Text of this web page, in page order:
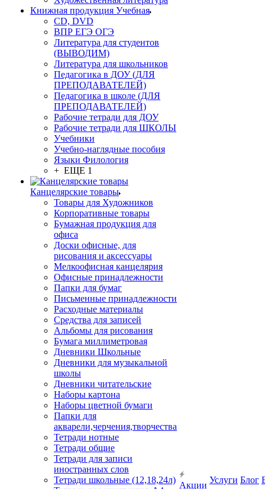
Книжная продукция Учебная
CD, DVD
ВПР ЕГЭ ОГЭ
Литература для студентов
(ВЫВОДИМ)
Литература для школьников
Педагогика в ДОУ (ДЛЯ
ПРЕПОДАВАТЕЛЕЙ)
Педагогика в школе (ДЛЯ
ПРЕПОДАВАТЕЛЕЙ)
Рабочие тетради для ДОУ
Рабочие тетради для ШКОЛЫ
Учебники
Учебно-наглядные пособия
Языки Филология
+ ЕЩЕ 1
Канцелярские товары
Товары для Художников
Корпоративные товары
Бумажная продукция для
офиса
Доски офисные, для
рисования и аксессуары
Мелкоофисная канцелярия
Офисные принадлежности
Папки для бумаг
Письменные принадлежности
Расходные материалы
Средства для записей
Альбомы для рисования
Бумага миллиметровая
Дневники Школьные
Дневники для музыкальной
школы
Дневники читательские
Наборы картона
Наборы цветной бумаги
Папки для
акварели,черчения,творчества
Тетради нотные
Тетради общие
Тетради для записи
иностранных слов
Тетради школьные (12,18,24л)
Акции
Услуги Блог